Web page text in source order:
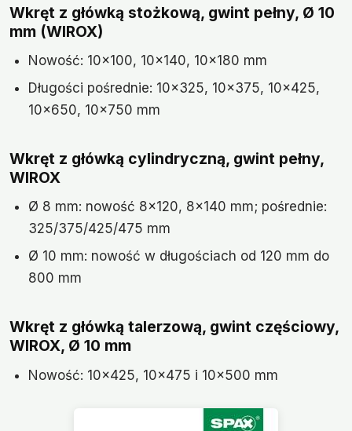
Wkręt z główką stożkową, gwint pełny, Ø 10
mm (WIROX)
Nowość: 10×100, 10×140, 10×180 mm
Długości pośrednie: 10×325, 10×375, 10×425,
10×650, 10×750 mm
Wkręt z główką cylindryczną, gwint pełny,
WIROX
Ø 8 mm: nowość 8×120, 8×140 mm; pośrednie:
325/375/425/475 mm
Ø 10 mm: nowość w długościach od 120 mm do
800 mm
Wkręt z główką talerzową, gwint częściowy,
WIROX, Ø 10 mm
Nowość: 10×425, 10×475 i 10×500 mm